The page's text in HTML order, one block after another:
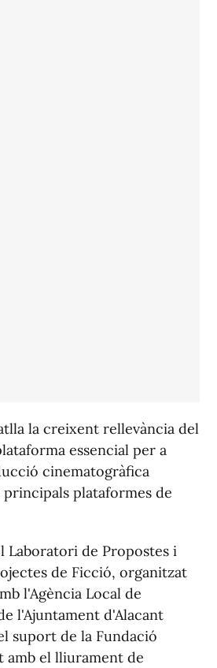
la creixent rellevància del
essencial per a
cinematogràfica
plataformes de
Laboratori de Propostes i
de Ficció, organitzat
l'Agència Local de
l'Ajuntament d'Alacant
suport de la Fundació
amb el lliurament de